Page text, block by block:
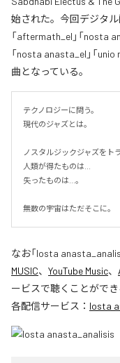
始された。今回デジタル
「aftermath_el」「nosta
「nosta anasta_el」「
曲となっている。
テクノロジーに問う。
現代のジャズとは。
ノスタルジックジャズをト
人類が得たものは...
失ったものは...。
無数の宇宙はただそこに。
なお「losta
MUSIC、 YouTube Music、
ービスで聴くことができ
各配信サービス： losta